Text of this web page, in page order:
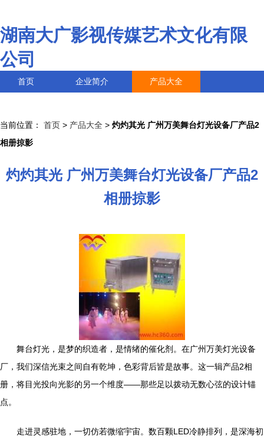
湖南大广影视传媒艺术文化有限
公司
首页 企业简介 产品大全
当前位置： 首页 > 产品大全 > 灼灼其光 广州万美舞台灯光设备厂产品2
相册掠影
灼灼其光 广州万美舞台灯光设备厂产品2
相册掠影
舞台灯光，是梦的织造者，是情绪的催化剂。在广州万美灯光设备
厂，我们深信光束之间自有乾坤，色彩背后皆是故事。这一辑产品2相
册，将目光投向光影的另一个维度——那些足以拨动无数心弦的设计锚
点。
走进灵感驻地，一切仿若微缩宇宙。数百颗LED冷静排列，是深海初